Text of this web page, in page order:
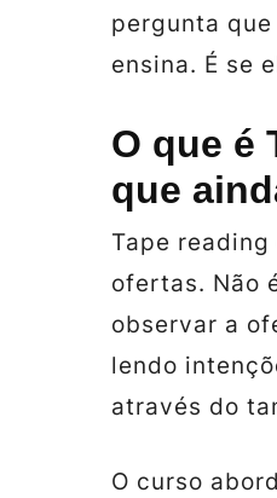
pergunta
ensina. É se
O que é
que
Tape
ofertas. Não
observar a
lendo
através do
O curso